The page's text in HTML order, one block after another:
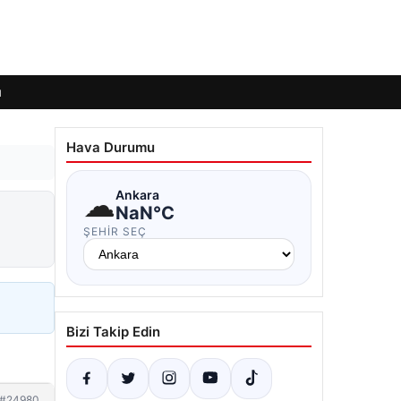
Hava Durumu
☁Ankara
NaN°C
ŞEHIR SEÇ
Bizi Takip Edin